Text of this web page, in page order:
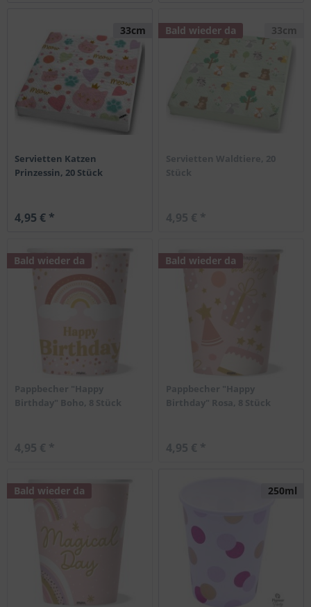
33cm
Servietten Katzen
Prinzessin, 20 Stück
4,95 € *
Bald wieder da 33cm
Servietten Waldtiere, 20
Stück
4,95 € *
Bald wieder da
Pappbecher "Happy
Birthday" Boho, 8 Stück
4,95 € *
Bald wieder da
Pappbecher "Happy
Birthday" Rosa, 8 Stück
4,95 € *
Bald wieder da 250ml